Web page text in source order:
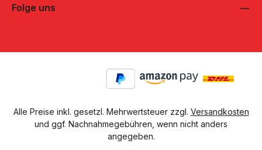
Folge uns
Alle Preise inkl. gesetzl. Mehrwertsteuer zzgl. Versandkosten
und ggf. Nachnahmegebühren, wenn nicht anders
angegeben.